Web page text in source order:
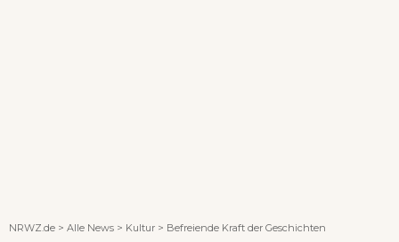
NRWZ.de > Alle News > Kultur > Befreiende Kraft der Geschichten